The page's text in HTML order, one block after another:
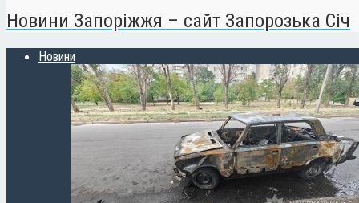
Новини Запоріжжя – сайт Запорозька Січ
Новини